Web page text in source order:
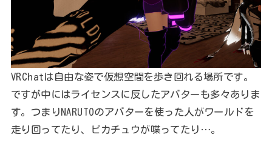
VRChatは自由な姿で仮想空間を歩き回れる場所です。
ですが中にはライセンスに反したアバターも多々ありま
す。つまりNARUTOのアバターを使った人がワールドを
走り回ってたり、ピカチュウが喋ってたり…。